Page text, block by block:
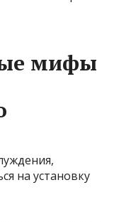
мифы
на установку